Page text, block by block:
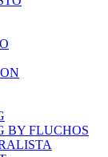
BY FLUCHOS